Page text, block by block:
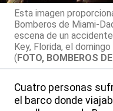
Esta imagen
Bomberos de Miami-
escena de un
Key, Florida, el
(FOTO, BOMBEROS
Cuatro personas
el barco donde